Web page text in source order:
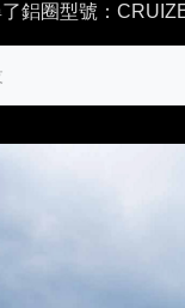
鋁圈型號：